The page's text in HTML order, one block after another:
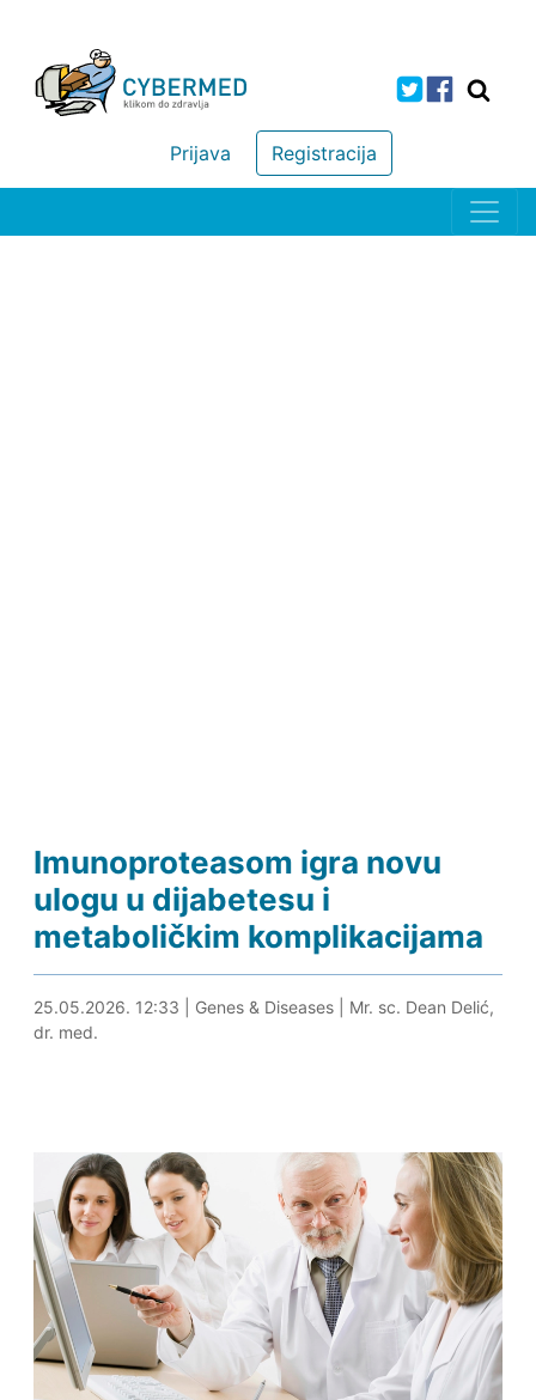
Registracija
Prijava
Imunoproteasom igra novu
ulogu u dijabetesu i
metaboličkim komplikacijama
25.05.2026. 12:42
25.05.2026. 12:33 Genes & Diseases| Mr. sc. Dean Delić,
dr. med.